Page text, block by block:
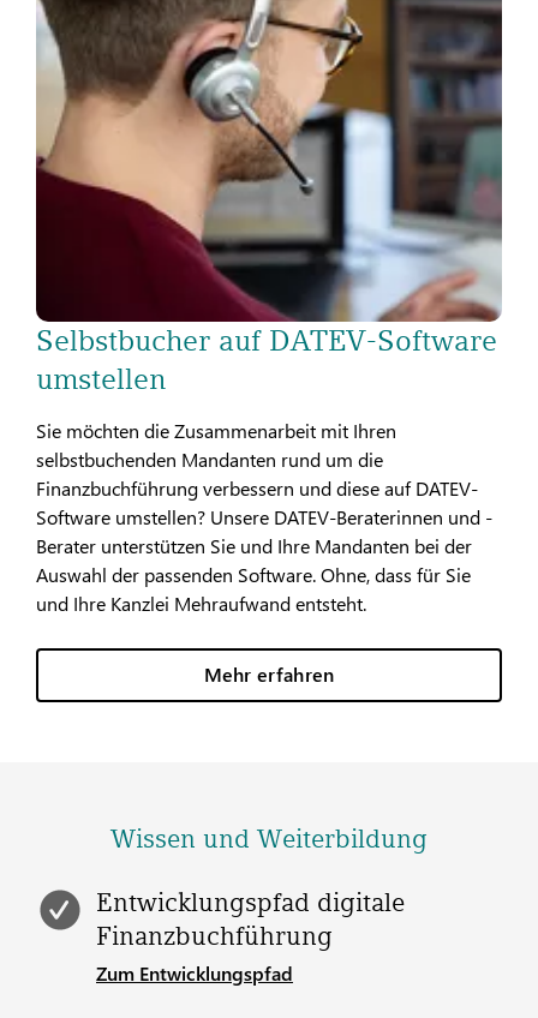
Selbstbucher auf DATEV-Software
umstellen
Sie möchten die Zusammenarbeit mit Ihren
selbstbuchenden Mandanten rund um die
Finanzbuchführung verbessern und diese auf DATEV-
Software umstellen? Unsere DATEV-Beraterinnen und -
Berater unterstützen Sie und Ihre Mandanten bei der
Auswahl der passenden Software. Ohne, dass für Sie
und Ihre Kanzlei Mehraufwand entsteht.
Mehr erfahren
Wissen und Weiterbildung
Entwicklungspfad digitale
Finanzbuchführung
Zum Entwicklungspfad